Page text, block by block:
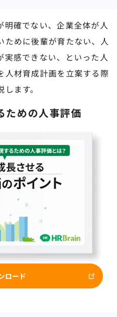
明確でない、企業全体が人
ために後輩が育たない、人
実感できない、といった人
人材育成計画を立案する際
ます。
ための人事評価
ロード